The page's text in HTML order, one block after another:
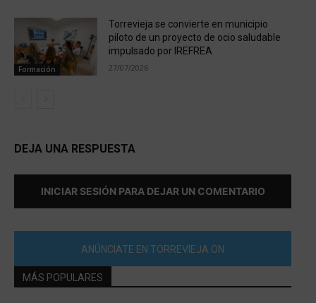
Formación
Torrevieja se convierte en municipio
piloto de un proyecto de ocio saludable
impulsado por IREFREA
27/07/2026
DEJA UNA RESPUESTA
INICIAR SESIÓN PARA DEJAR UN COMENTARIO
ANÚNCIATE EN TORREVIEJA ON
MÁS POPULARES